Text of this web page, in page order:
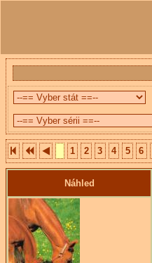
1 2 3 4 5 6
Náhled